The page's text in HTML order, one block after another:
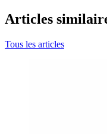
Articles
Tous les articles